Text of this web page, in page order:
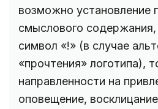
возможно установление
смыслового
символ «!» (в случае
«прочтения» логотипа),
направленности на
оповещение,